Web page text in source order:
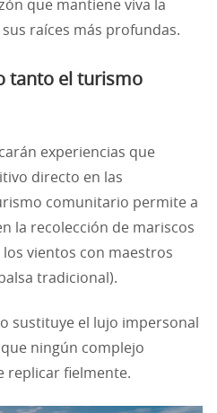
que mantiene viva la
raíces más profundas.
tanto el turismo
experiencias que
directo en las
comunitario permite a
la recolección de mariscos
vientos con maestros
tradicional).
sustituye el lujo impersonal
ningún complejo
replicar fielmente.